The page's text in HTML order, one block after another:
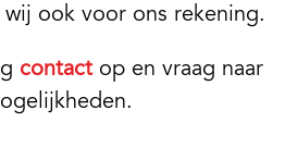
ook voor ons rekening.
contactop en vraag naar